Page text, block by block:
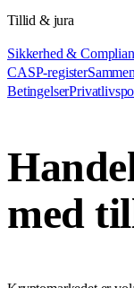
Tillid & jura
Sikkerhed &
CASP-register
Betingelser
med